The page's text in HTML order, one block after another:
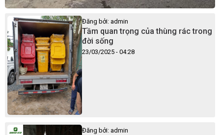
Đăng bởi: admin
Tầm quan trọng của thùng rác trong
đời sống
23/03/2025 - 04:28
Đăng bởi: admin